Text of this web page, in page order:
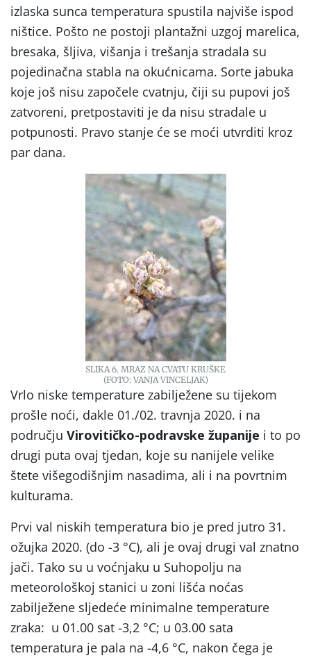
izlaska sunca temperatura spustila najviše ispod
ništice. Pošto ne postoji plantažni uzgoj marelica,
bresaka, šljiva, višanja i trešanja stradala su
pojedinačna stabla na okućnicama. Sorte jabuka
koje još nisu započele cvatnju, čiji su pupovi još
zatvoreni, pretpostaviti je da nisu stradale u
potpunosti. Pravo stanje će se moći utvrditi kroz
par dana.
SLIKA 6. MRAZ NA CVATU KRUŠKE
(FOTO: VANJA VINCELJAK)
Vrlo niske temperature zabilježene su tijekom
prošle noći, dakle 01./02. travnja 2020. i na
području Virovitičko-podravske županije i to po
drugi puta ovaj tjedan, koje su nanijele velike
štete višegodišnjim nasadima, ali i na povrtnim
kulturama.
Prvi val niskih temperatura bio je pred jutro 31.
ožujka 2020. (do -3 °C), ali je ovaj drugi val znatno
jači. Tako su u voćnjaku u Suhopolju na
meteorološkoj stanici u zoni lišća noćas
zabilježene sljedeće minimalne temperature
zraka: u 01.00 sat -3,2 °C; u 03.00 sata
temperatura je pala na -4,6 °C, nakon čega je